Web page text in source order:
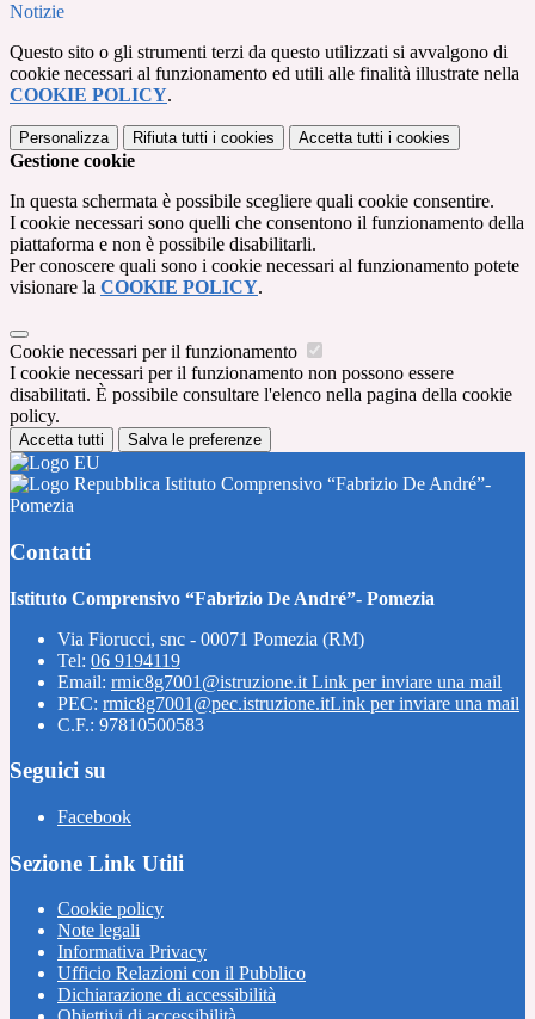
Notizie
Questo sito o gli strumenti terzi da questo utilizzati si avvalgono di
cookie necessari al funzionamento ed utili alle finalità illustrate nella
COOKIE POLICY.
Personalizza Rifiuta tutti i cookies Accetta tutti i cookies
Gestione cookie
In questa schermata è possibile scegliere quali cookie consentire.
I cookie necessari sono quelli che consentono il funzionamento della
piattaforma e non è possibile disabilitarli.
Per conoscere quali sono i cookie necessari al funzionamento potete
visionare la COOKIE POLICY.
Cookie necessari per il funzionamento
I cookie necessari per il funzionamento non possono essere
disabilitati. È possibile consultare l'elenco nella pagina della cookie
policy.
Accetta tutti Salva le preferenze
Istituto Comprensivo “Fabrizio De André”-
Pomezia
Contatti
Istituto Comprensivo “Fabrizio De André”- Pomezia
Via Fiorucci, snc - 00071 Pomezia (RM)
Tel: 06 9194119
Email: rmic8g7001@istruzione.it Link per inviare una mail
PEC: rmic8g7001@pec.istruzione.itLink per inviare una mail
C.F.: 97810500583
Seguici su
Facebook
Sezione Link Utili
Cookie policy
Note legali
Informativa Privacy
Ufficio Relazioni con il Pubblico
Dichiarazione di accessibilità